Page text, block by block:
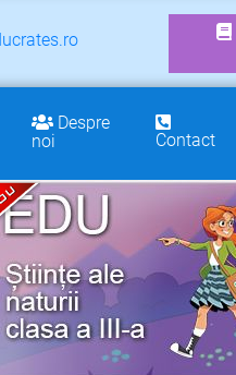
Despre
noi
Contact